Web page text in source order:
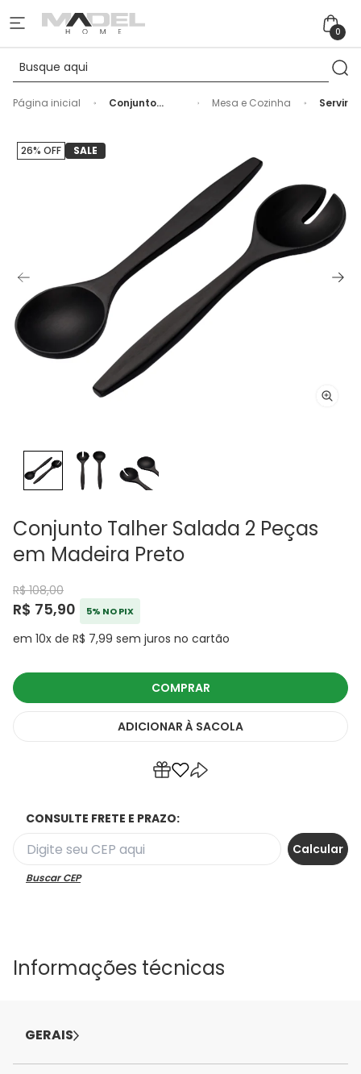
0
Página inicial
Conjunto
Mesa e Cozinha Servir
Conjunto Talher Salada 2 Peças
em Madeira Preto
R$ 108,00
R$ 75,90 5% NO PIX
em 10x de R$ 7,99 sem juros no cartão
26% OFF SALE
COMPRAR
ADICIONAR À SACOLA
CONSULTE FRETE E PRAZO:
Buscar CEP
Informações técnicas
GERAIS